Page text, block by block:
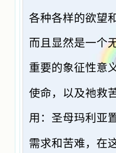
各种各样的欲望
而且显然是一个
重要的象征性意
使命，以及祂救
用：圣母玛利亚
需求和苦难，在